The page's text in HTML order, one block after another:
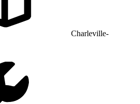
Charleville-